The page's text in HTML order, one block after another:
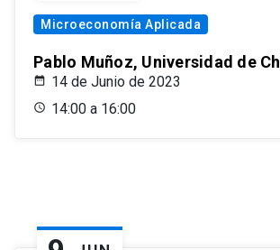
Microeconomía Aplicada
Pablo Muñoz, Universidad de
14 de Junio de 2023
14:00 a 16:00